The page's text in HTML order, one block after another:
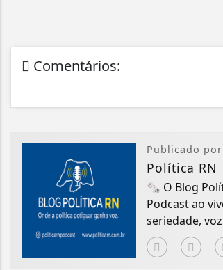
Comentários:
Publicado
Política RN
🗞️ O Blog
Podcast ao
seriedade,